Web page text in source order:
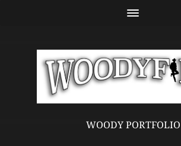
WOODY PORTFOLIO